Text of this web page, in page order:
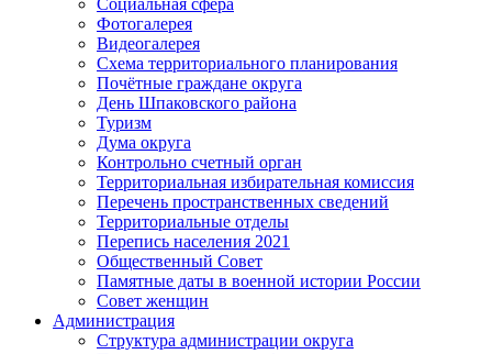
Фотогалерея
Видеогалерея
Схема территориального планирования
Почётные граждане округа
День Шпаковского района
Туризм
Дума округа
Контрольно счетный орган
Территориальная избирательная комиссия
Перечень пространственных сведений
Территориальные отделы
Перепись населения 2021
Общественный Совет
Памятные даты в военной истории России
Совет женщин
Администрация
Структура администрации округа